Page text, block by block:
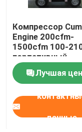
О нас
Путешествие
Проверка
Свяжитесь мы
Компрессор
Engine 200cfm-
1500cfm 100-
портативный
дизельный
Лучшая
данные